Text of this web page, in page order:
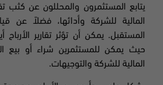
يتابع المستثمرون والمحللون عن كثب
المالية للشركة وأدائها، فضلاً عن
المستقبل. يمكن أن تؤثر تقارير
حيث يمكن للمستثمرين شراء أو بيع
المالية للشركة والتوجيهات.